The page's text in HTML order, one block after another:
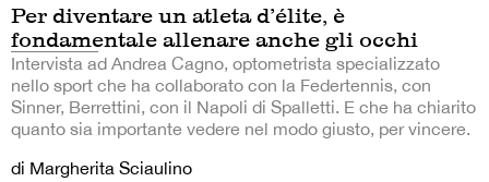
Per diventare un atleta d’élite, è
fondamentale allenare anche gli occhi
Intervista ad Andrea Cagno, optometrista specializzato
nello sport che ha collaborato con la Federtennis, con
Sinner, Berrettini, con il Napoli di Spalletti. E che ha chiarito
quanto sia importante vedere nel modo giusto, per vincere.
di Margherita Sciaulino